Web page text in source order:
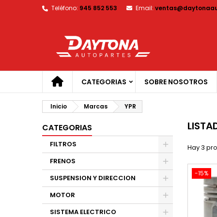
Teléfono: 945 852 553 Email:
CATEGORIAS SOBRE NOSOTROS
Inicio Marcas YPR
CATEGORIAS
FILTROS
FRENOS
SUSPENSION Y DIRECCION
MOTOR
SISTEMA ELECTRICO
Hay 3
-15%